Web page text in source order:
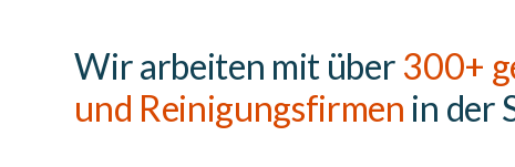
Wir arbeiten mit über 300+
und Reinigungsfirmen in der